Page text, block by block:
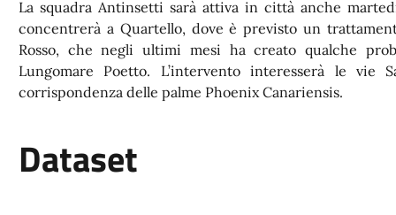
La squadra Antinsetti sarà attiva in città anche
concentrerà a Quartello, dove è previsto un
Rosso, che negli ultimi mesi ha creato qualche
Lungomare Poetto. L’intervento interesserà le vie
corrispondenza delle palme Phoenix Canariensis.
Dataset